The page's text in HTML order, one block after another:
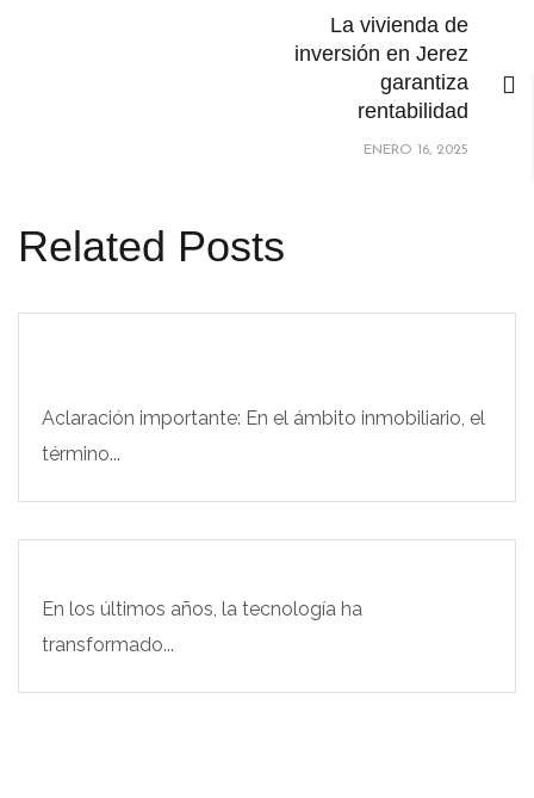
La vivienda de
inversión en Jerez
garantiza
rentabilidad
ENERO 16, 2025
Related Posts
Aclaración importante: En el ámbito inmobiliario, el
término...
En los últimos años, la tecnología ha
transformado...